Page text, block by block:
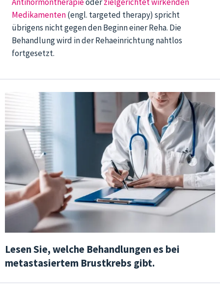
Medikamenten(engl. targeted therapy) spricht
übrigens nicht gegen den Beginn einer Reha. Die
Behandlung wird in der Rehaeinrichtung nahtlos
fortgesetzt.
Lesen Sie, welche Behandlungen es bei
metastasiertem Brustkrebs gibt.